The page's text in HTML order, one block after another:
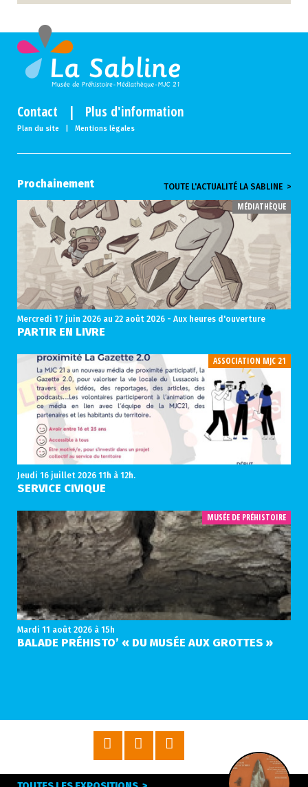
Contact | Plus d'information
Plan du site Mentions légales
Prochainement TOUTE L'ACTUALITÉ LA SABLINE >
MÉDIATHÈQUE
Mercredi 17 juin 2026au 22 août 2026 - Aux heures d'ouverture
PARTIR EN LIVRE
ASSOCIATION MJC 21
Jeudi 16 juillet 202611h à 12h.
SERVICE CIVIQUE
MUSÉE DE PRÉHISTOIRE
Mardi 11 août 2026à 15h
BALADE PRÉHISTO’ « DU MUSÉE AUX GROTTES »